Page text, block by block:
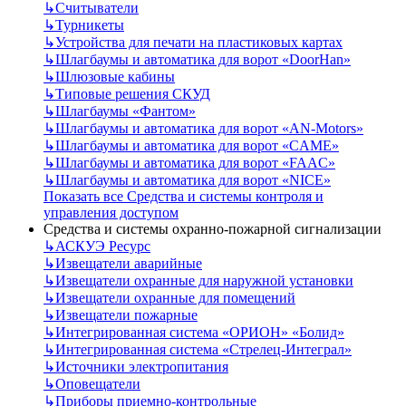
↳Считыватели
↳Турникеты
↳Устройства для печати на пластиковых картах
↳Шлагбаумы и автоматика для ворот «DoorHan»
↳Шлюзовые кабины
↳Типовые решения СКУД
↳Шлагбаумы «Фантом»
↳Шлагбаумы и автоматика для ворот «AN-Motors»
↳Шлагбаумы и автоматика для ворот «CAME»
↳Шлагбаумы и автоматика для ворот «FAAC»
↳Шлагбаумы и автоматика для ворот «NICE»
Показать все Средства и системы контроля и
управления доступом
Средства и системы охранно-пожарной сигнализации
↳АСКУЭ Ресурс
↳Извещатели аварийные
↳Извещатели охранные для наружной установки
↳Извещатели охранные для помещений
↳Извещатели пожарные
↳Интегрированная система «ОРИОН» «Болид»
↳Интегрированная система «Стрелец-Интеграл»
↳Источники электропитания
↳Оповещатели
↳Приборы приемно-контрольные